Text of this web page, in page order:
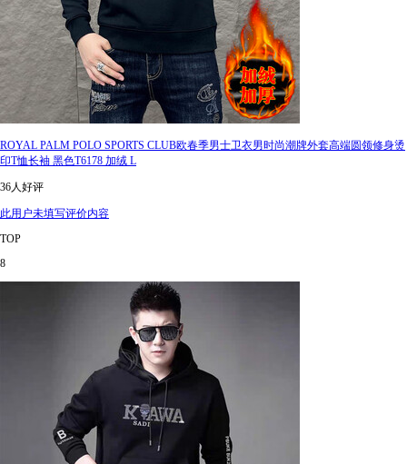
ROYAL PALM POLO SPORTS CLUB欧春季男士卫衣男时尚潮牌外套高端圆领修身烫
印T恤长袖 黑色T6178 加绒 L
36人好评
此用户未填写评价内容
TOP
8